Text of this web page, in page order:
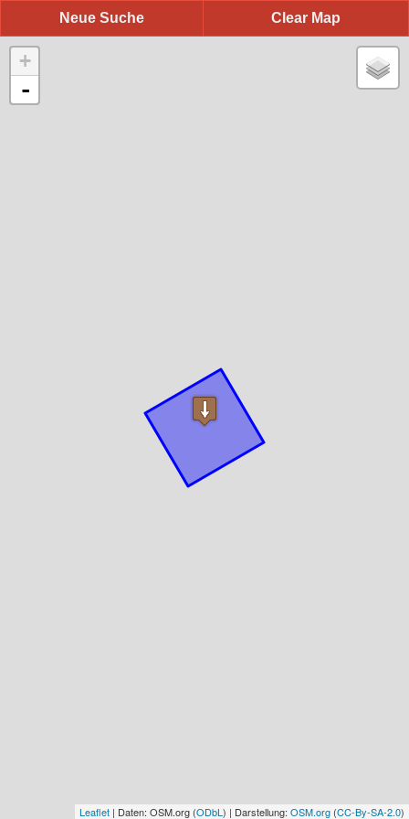
Clear Map
Neue Suche
+
-
Leaflet | Daten: OSM.org (ODbL ) | Darstellung: OSM.org (CC-By-SA-2.0)